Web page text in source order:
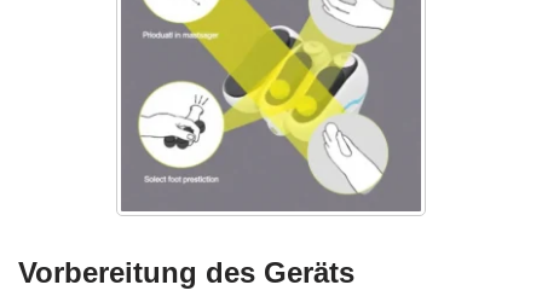
Vorbereitung des Geräts